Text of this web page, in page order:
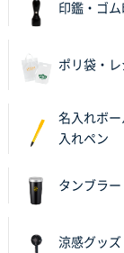
2025年11月
前回同様
uni ジェ
2025年11
何度か注
神奈川県
印鑑・ゴム
ポリ袋・レ
名入れボ
入れペン
タンブラ
涼感グッズ